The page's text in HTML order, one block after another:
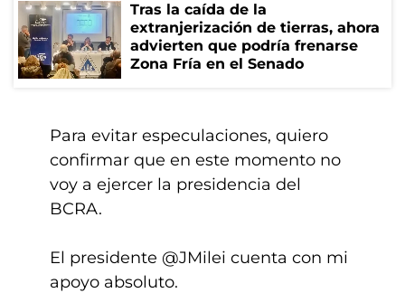
Tras la caída de la
extranjerización de tierras, ahora
advierten que podría frenarse
Zona Fría en el Senado
Para evitar especulaciones, quiero
confirmar que en este momento no
voy a ejercer la presidencia del
BCRA.
El presidente @JMilei cuenta con mi
apoyo absoluto.